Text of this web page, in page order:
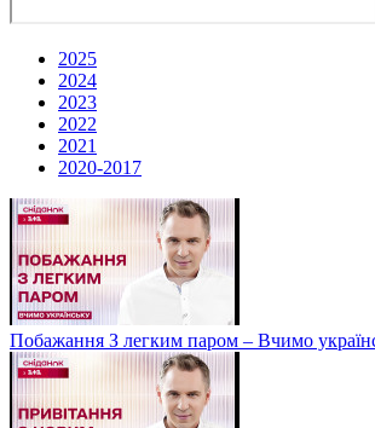
2025
2024
2023
2022
2021
2020-2017
Побажання З легким паром – Вчимо